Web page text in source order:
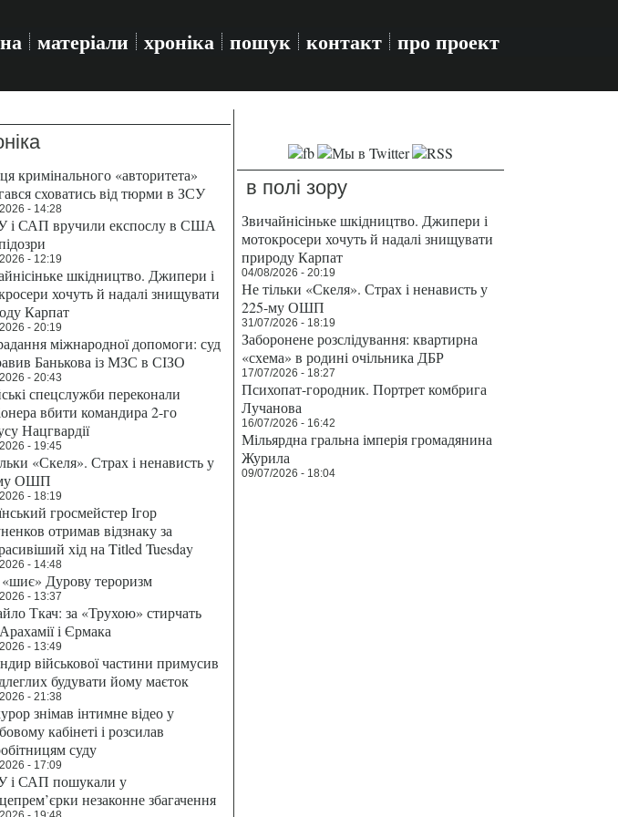
матеріали хроніка пошук контакт про проект
кримінального «авторитета»
сховатись від тюрми в ЗСУ
- 14:28
і САП вручили експослу в США
- 12:19
шкідництво. Джипери і
хочуть й надалі знищувати
Карпат
- 20:19
міжнародної допомоги: суд
Банькова із МЗС в СІЗО
- 20:43
спецслужби переконали
вбити командира 2-го
Нацгвардії
- 19:45
«Скеля». Страх і ненависть у
ОШП
- 18:19
гросмейстер Ігор
отримав відзнаку за
хід на Titled Tuesday
- 14:48
Дурову тероризм
- 13:37
Ткач: за «Трухою» стирчать
і Єрмака
- 13:49
військової частини примусив
будувати йому маєток
- 21:38
знімав інтимне відео у
кабінеті і розсилав
суду
- 17:09
і САП пошукали у
незаконне збагачення
в полі зору
Звичайнісіньке шкідництво. Джипери і
мотокросери хочуть й надалі знищувати
природу Карпат
04/08/2026 - 20:19
Не тільки «Скеля». Страх і ненависть у
225-му ОШП
31/07/2026 - 18:19
Заборонене розслідування: квартирна
«схема» в родині очільника ДБР
17/07/2026 - 18:27
Психопат-городник. Портрет комбрига
Лучанова
16/07/2026 - 16:42
Мільярдна гральна імперія громадянина
Журила
09/07/2026 - 18:04